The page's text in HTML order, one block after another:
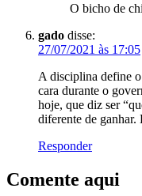
O bicho de
gado disse:
27/07/2021 às 17:05
A disciplina define
cara durante o
hoje, que diz ser
diferente de ganhar.
Responder
Comente aqui